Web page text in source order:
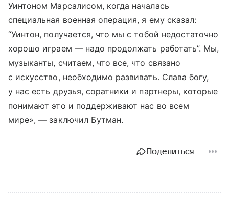
Уинтоном Марсалисом, когда началась
специальная военная операция, я ему сказал:
“Уинтон, получается, что мы с тобой недостаточно
хорошо играем — надо продолжать работать”. Мы,
музыканты, считаем, что все, что связано
с искусство, необходимо развивать. Слава богу,
у нас есть друзья, соратники и партнеры, которые
понимают это и поддерживают нас во всем
мире», — заключил Бутман.
Поделиться